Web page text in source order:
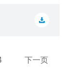
下一页